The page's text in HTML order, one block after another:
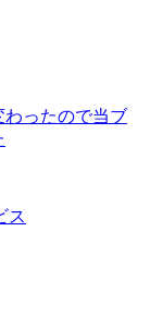
わったので当ブ
ス